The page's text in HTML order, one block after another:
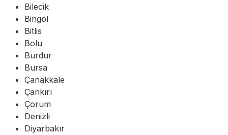
Bilecik
Bingöl
Bitlis
Bolu
Burdur
Bursa
Çanakkale
Çankırı
Çorum
Denizli
Diyarbakır